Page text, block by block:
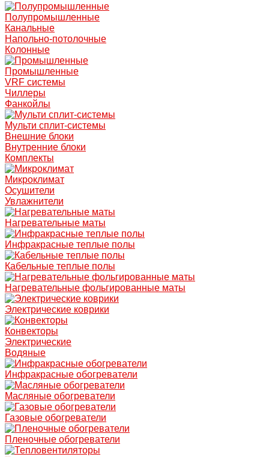
Полупромышленные
Канальные
Напольно-потолочные
Колонные
Промышленные
VRF системы
Чиллеры
Фанкойлы
Мульти сплит-системы
Внешние блоки
Внутренние блоки
Комплекты
Микроклимат
Осушители
Увлажнители
Нагревательные маты
Инфракрасные теплые полы
Кабельные теплые полы
Нагревательные фольгированные маты
Электрические коврики
Конвекторы
Электрические
Водяные
Инфракрасные обогреватели
Масляные обогреватели
Газовые обогреватели
Пленочные обогреватели